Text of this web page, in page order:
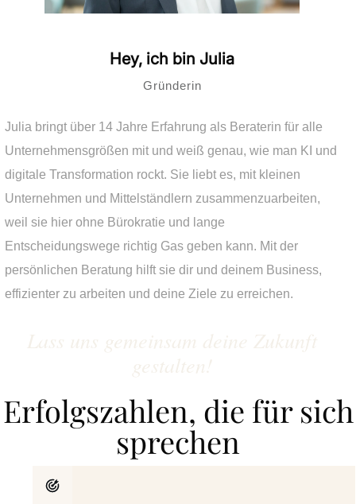
Hey, ich bin Julia
Gründerin
Julia bringt über 14 Jahre Erfahrung als Beraterin für alle
Unternehmensgrößen mit und weiß genau, wie man KI und
digitale Transformation rockt. Sie liebt es, mit kleinen
Unternehmen und Mittelständlern zusammenzuarbeiten,
weil sie hier ohne Bürokratie und lange
Entscheidungswege richtig Gas geben kann. Mit der
persönlichen Beratung hilft sie dir und deinem Business,
effizienter zu arbeiten und deine Ziele zu erreichen.
Erfolgszahlen, die für sich
sprechen